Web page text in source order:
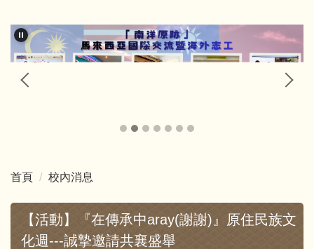
首頁 校內消息
【活動】『在傳承中aray(謝謝)』原住民族文
化週---誠摯邀請共襄盛舉